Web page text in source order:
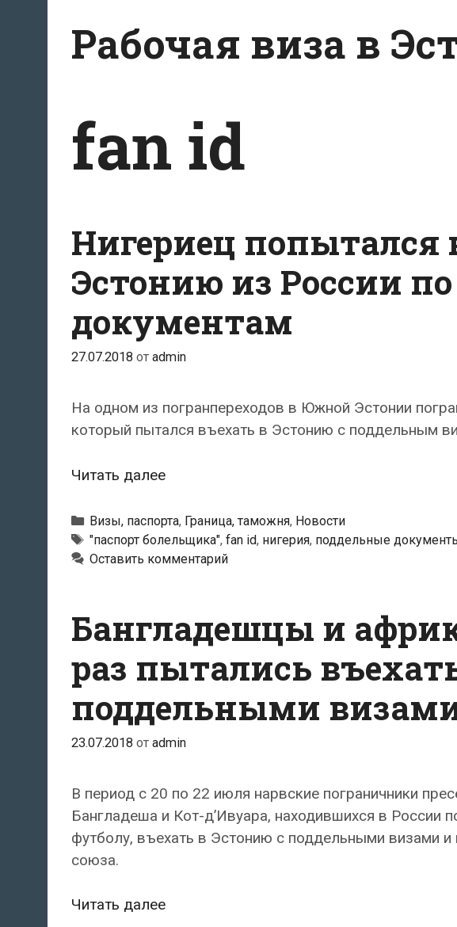
содержимому
Рабочая виза в
fan id
Нигериец попытался
Эстонию из России
документам
27.07.2018 от admin
На одном из погранпереходов в Южной Эстонии
который пытался въехать в Эстонию с поддельным
Читать далееНигериец
въехать
в
Эстонию
по
поддельным
документам
Рубрики
Визы, паспорта, Граница, таможня, Новости
Метки
"паспорт болельщика", fan id, нигерия, поддельные
Оставить комментарий
Бангладешцы и
раз пытались
поддельными
23.07.2018 от admin
В период с 20 по 22 июля нарвские пограничники
Бангладеша и Кот-д’Ивуара, находившихся в России
футболу, въехать в Эстонию с поддельными визами
союза.
Читать далееБангладешцы